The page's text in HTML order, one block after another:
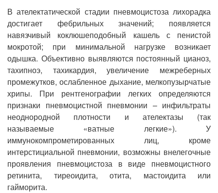
В ателектатической стадии пневмоцистоза лихорадка
достигает фебрильных значений; появляется
навязчивый коклюшеподобный кашель с пенистой
мокротой; при минимальной нагрузке возникает
одышка. Объективно выявляются постоянный цианоз,
тахипноэ, тахикардия, увеличение межреберных
промежутков, ослабленное дыхание, мелкопузырчатые
хрипы. При рентгенографии легких определяются
признаки пневмоцистной пневмонии – инфильтраты
неоднородной плотности и ателектазы (так
называемые «ватные легкие»). У
иммунокомпрометированных лиц, кроме
интерстициальной пневмонии, возможны внелегочные
проявления пневмоцистоза в виде пневмоцистного
ретинита, тиреоидита, отита, мастоидита или
гайморита.